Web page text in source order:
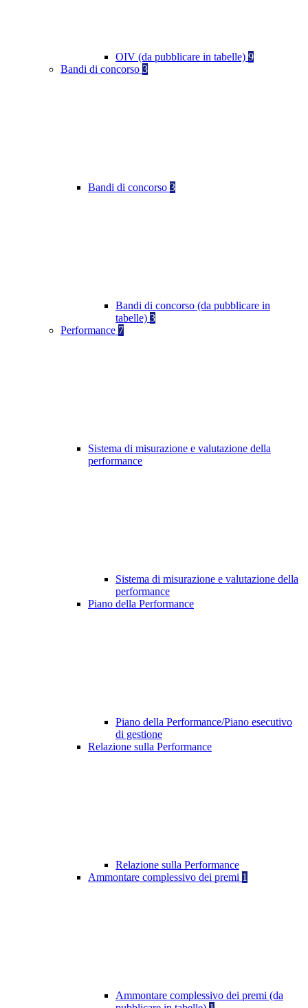
OIV (da pubblicare in tabelle) 9
Bandi di concorso 3
Bandi di concorso 3
Bandi di concorso (da pubblicare in
tabelle) 3
Performance 7
Sistema di misurazione e valutazione della
performance
Sistema di misurazione e valutazione della
performance
Piano della Performance
Piano della Performance/Piano esecutivo
di gestione
Relazione sulla Performance
Relazione sulla Performance
Ammontare complessivo dei premi 1
Ammontare complessivo dei premi (da